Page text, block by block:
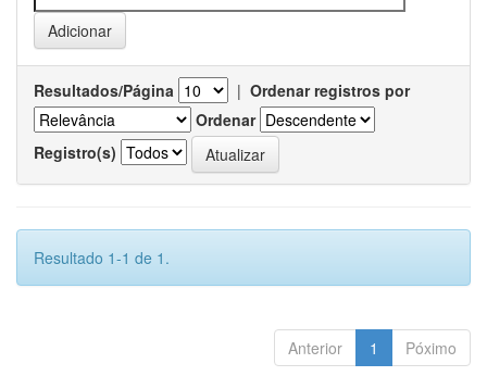
Resultados/Página | Ordenar registros por
Ordenar
Registro(s)
Resultado 1-1 de 1.
Anterior 1 Póximo